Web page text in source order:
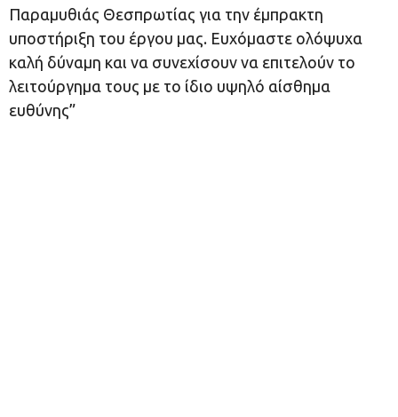
Παραμυθιάς Θεσπρωτίας για την έμπρακτη
υποστήριξη του έργου μας. Ευχόμαστε ολόψυχα
καλή δύναμη και να συνεχίσουν να επιτελούν το
λειτούργημα τους με το ίδιο υψηλό αίσθημα
ευθύνης”